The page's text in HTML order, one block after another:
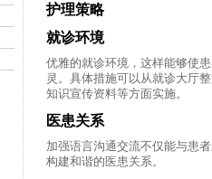
护理策略
就诊环境
优雅的就诊环境，这样能够使
灵。具体措施可以从就诊大厅
知识宣传资料等方面实施。
医患关系
加强语言沟通交流不仅能与患
构建和谐的医患关系。